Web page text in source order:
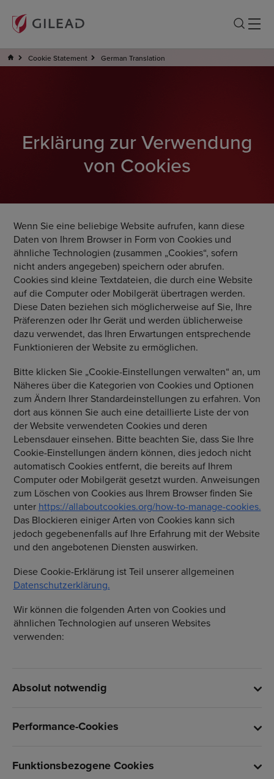
Cookie Statement German Translation
Erklärung zur Verwendung
von Cookies
Wenn Sie eine beliebige Website aufrufen, kann diese
Daten von Ihrem Browser in Form von Cookies und
ähnliche Technologien (zusammen „Cookies“, sofern
nicht anders angegeben) speichern oder abrufen.
Cookies sind kleine Textdateien, die durch eine Website
auf die Computer oder Mobilgerät übertragen werden.
Diese Daten beziehen sich möglicherweise auf Sie, Ihre
Präferenzen oder Ihr Gerät und werden üblicherweise
dazu verwendet, das Ihren Erwartungen entsprechende
Funktionieren der Website zu ermöglichen.
Bitte klicken Sie „Cookie-Einstellungen verwalten“ an, um
Näheres über die Kategorien von Cookies und Optionen
zum Ändern Ihrer Standardeinstellungen zu erfahren. Von
dort aus können Sie auch eine detaillierte Liste der von
der Website verwendeten Cookies und deren
Lebensdauer einsehen. Bitte beachten Sie, dass Sie Ihre
Cookie-Einstellungen ändern können, dies jedoch nicht
automatisch Cookies entfernt, die bereits auf Ihrem
Computer oder Mobilgerät gesetzt wurden. Anweisungen
zum Löschen von Cookies aus Ihrem Browser finden Sie
unter https://allaboutcookies.org/how-to-manage-cookies.
Das Blockieren einiger Arten von Cookies kann sich
jedoch gegebenenfalls auf Ihre Erfahrung mit der Website
und den angebotenen Diensten auswirken.
Diese Cookie-Erklärung ist Teil unserer allgemeinen
Datenschutzerklärung.
Wir können die folgenden Arten von Cookies und
ähnlichen Technologien auf unseren Websites
verwenden:
Absolut notwendig
Performance-Cookies
Funktionsbezogene Cookies